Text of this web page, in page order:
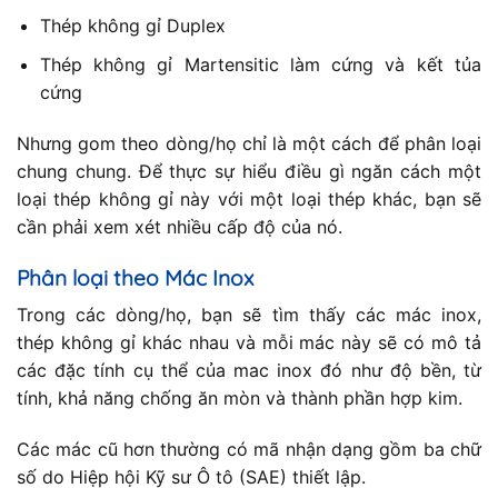
Thép không gỉ Duplex
Thép không gỉ Martensitic làm cứng và kết tủa
cứng
Nhưng gom theo dòng/họ chỉ là một cách để phân loại
chung chung. Để thực sự hiểu điều gì ngăn cách một
loại thép không gỉ này với một loại thép khác, bạn sẽ
cần phải xem xét nhiều cấp độ của nó.
Phân loại theo Mác Inox
Trong các dòng/họ, bạn sẽ tìm thấy các mác inox,
thép không gỉ khác nhau và mỗi mác này sẽ có mô tả
các đặc tính cụ thể của mac inox đó như độ bền, từ
tính, khả năng chống ăn mòn và thành phần hợp kim.
Các mác cũ hơn thường có mã nhận dạng gồm ba chữ
số do Hiệp hội Kỹ sư Ô tô (SAE) thiết lập.